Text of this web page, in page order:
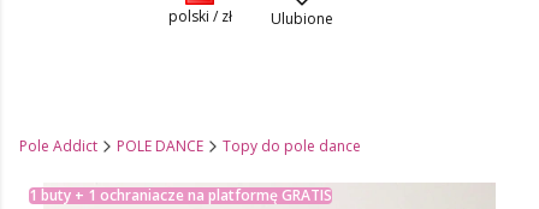
polski / zł Ulubione
Pole Addict POLE DANCE Topy do pole dance
1 buty + 1 ochraniacze na platformę GRATIS